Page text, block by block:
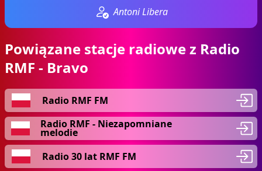
Antoni Libera
Powiązane stacje radiowe z Radio
RMF - Bravo
Radio RMF FM
Radio RMF - Niezapomniane
melodie
Radio 30 lat RMF FM